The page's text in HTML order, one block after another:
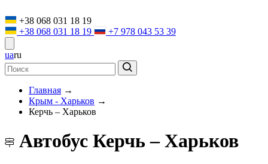
+38 068 031 18 19
+38 068 031 18 19
+7 978 043 53 39
uaru
Главная →
Крым - Харьков →
Керчь – Харьков
Автобус Керчь – Харьков